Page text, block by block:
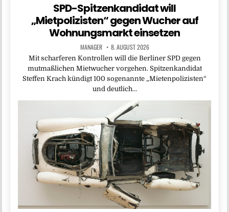
SPD-Spitzenkandidat will
„Mietpolizisten“ gegen Wucher auf
Wohnungsmarkt einsetzen
MANAGER 8. AUGUST 2026
Mit scharferen Kontrollen will die Berliner SPD gegen
mutmaßlichen Mietwucher vorgehen. Spitzenkandidat
Steffen Krach kündigt 100 sogenannte „Mietenpolizisten“
und deutlich…